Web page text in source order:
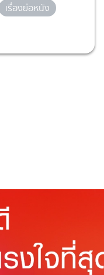
เรื่องย่อหนัง